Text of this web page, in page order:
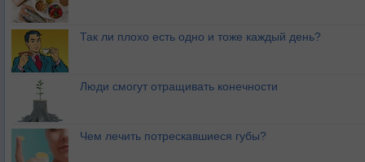
Так ли плохо есть одно и тоже каждый день?
Люди смогут отращивать конечности
Чем лечить потрескавшиеся губы?